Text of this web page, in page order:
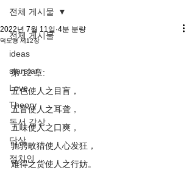
전체 게시물
ideas
starstar
Love
Theory
독서 감상
단상
정치인
전체 게시물
덕도경 제12장
2022년 7월 11일 4분 분량
第 12 章:
五色使人之目盲，
五音使人之耳聋，
五味使人之口爽，
驰骋畋猎使人心发狂，
难得之货使人之行妨。